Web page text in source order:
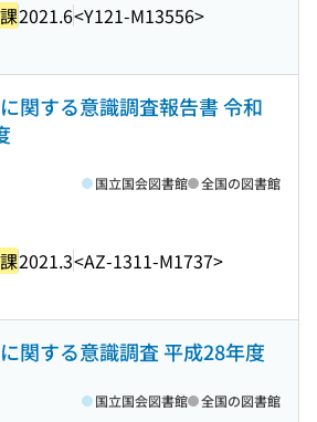
2021.6<Y121-M13556>
関する意識調査報告書 令和
2021.3<AZ-1311-M1737>
国立国会図書館 全国の図書館
関する意識調査 平成28年度
国立国会図書館 全国の図書館